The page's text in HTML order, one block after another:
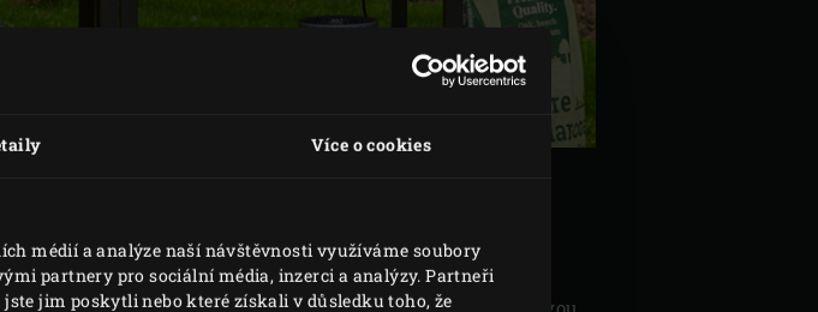
Více o cookies
médií a analýze naší návštěvnosti využíváme soubory
partnery pro sociální média, inzerci a analýzy. Partneři
jim poskytli nebo které získali v důsledku toho, že
anerezový rošta zahřejte na 180 °C. Mezitím na bylinkové
citronu odstraňte dužinu, vyhoďte ji a citronovou